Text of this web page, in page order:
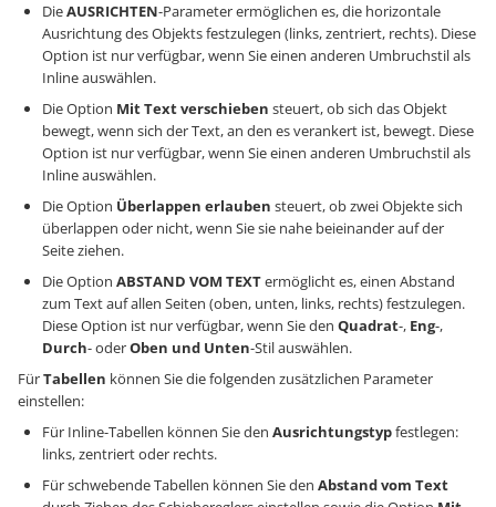
DieAUSRICHTEN-Parameter ermöglichen es, die horizontale
Ausrichtung des Objekts festzulegen (links, zentriert, rechts). Diese
Option ist nur verfügbar, wenn Sie einen anderen Umbruchstil als
Inline auswählen.
Die Option Mit Text verschieben steuert, ob sich das Objekt
bewegt, wenn sich der Text, an den es verankert ist, bewegt. Diese
Option ist nur verfügbar, wenn Sie einen anderen Umbruchstil als
Inline auswählen.
Die Option Überlappen erlauben steuert, ob zwei Objekte sich
überlappen oder nicht, wenn Sie sie nahe beieinander auf der
Seite ziehen.
Die Option ABSTAND VOM TEXTermöglicht es, einen Abstand
zum Text auf allen Seiten (oben, unten, links, rechts) festzulegen.
Diese Option ist nur verfügbar, wenn Sie den Quadrat-, Eng-,
Durch- oderOben und Unten-Stil auswählen.
FürTabellen können Sie die folgenden zusätzlichen Parameter
einstellen:
Für Inline-Tabellen können Sie den Ausrichtungstypfestlegen:
links, zentriert oder rechts.
Für schwebende Tabellen können Sie den Abstand vom Text